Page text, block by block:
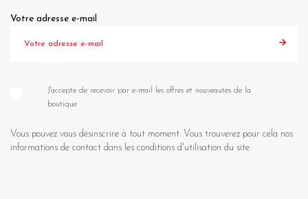
Votre adresse e-mail
J'accepte de recevoir par e-mail les offres et nouveautés de la
boutique
Vous pouvez vous désinscrire à tout moment. Vous trouverez pour cela nos
informations de contact dans les conditions d'utilisation du site.